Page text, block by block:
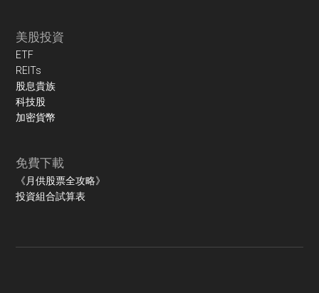
美股投資
ETF
REITs
股息貴族
科技股
加密貨幣
免費下載
《月供股票全攻略》
投資組合試算表